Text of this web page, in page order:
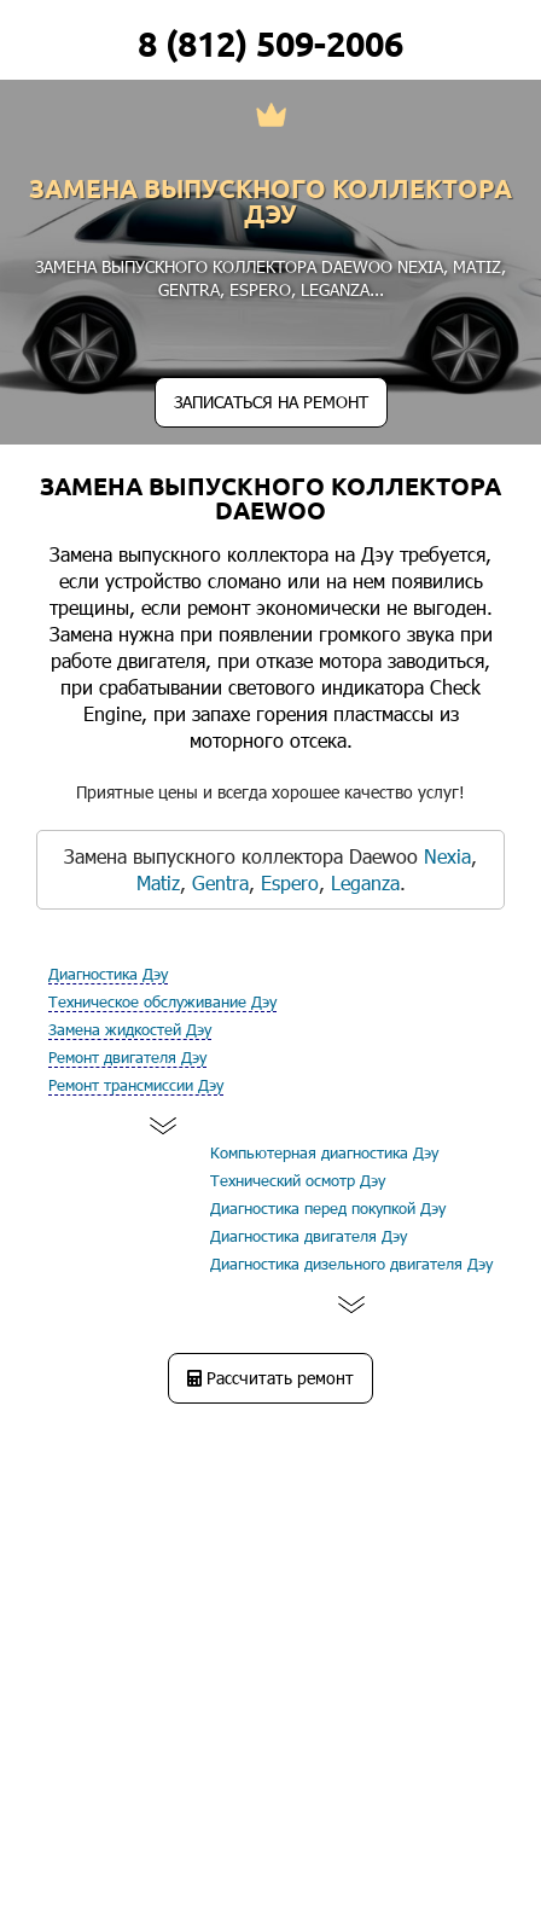
8 (812) 509-2006
ЗАМЕНА ВЫПУСКНОГО КОЛЛЕКТОРА
ДЭУ
ЗАМЕНА ВЫПУСКНОГО КОЛЛЕКТОРА DAEWOONEXIA, MATIZ,
GENTRA, ESPERO, LEGANZA...
ЗАПИСАТЬСЯ НА РЕМОНТ
ЗАМЕНА ВЫПУСКНОГО КОЛЛЕКТОРА
DAEWOO
Замена выпускного коллектора на Дэу требуется,
если устройство сломано или на нем появились
трещины, если ремонт экономически не выгоден.
Замена нужна при появлении громкого звука при
работе двигателя, при отказе мотора заводиться,
при срабатывании светового индикатора Check
Engine, при запахе горения пластмассы из
моторного отсека.
Приятные цены и всегда хорошее качество услуг!
Замена выпускного коллектора Daewoo Nexia,
Matiz, Gentra, Espero, Leganza.
Диагностика Дэу
Техническое обслуживание Дэу
Замена жидкостей Дэу
Ремонт двигателя Дэу
Ремонт трансмиссии Дэу
Компьютерная диагностика Дэу
Технический осмотр Дэу
Диагностика перед покупкой Дэу
Диагностика двигателя Дэу
Диагностика дизельного двигателя Дэу
Рассчитать ремонт